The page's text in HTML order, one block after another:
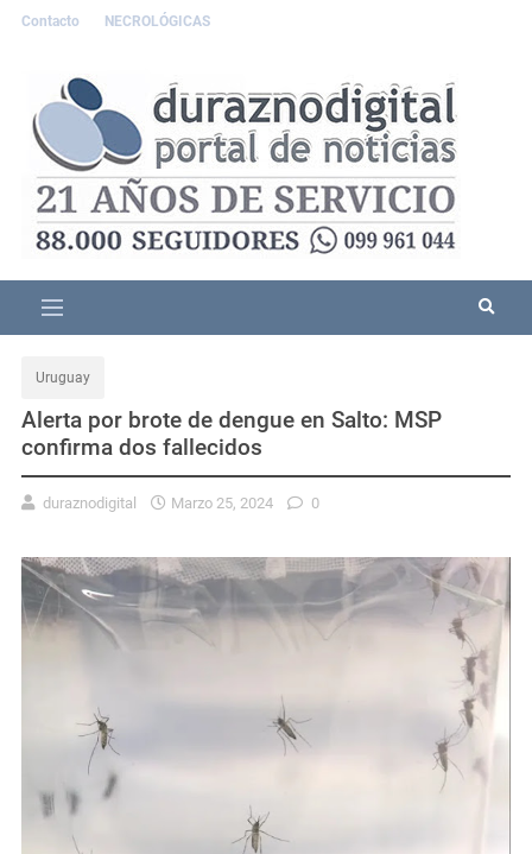
Contacto NECROLÓGICAS
Uruguay
Alerta por brote de dengue en Salto: MSP
confirma dos fallecidos
duraznodigital Marzo 25, 2024 0